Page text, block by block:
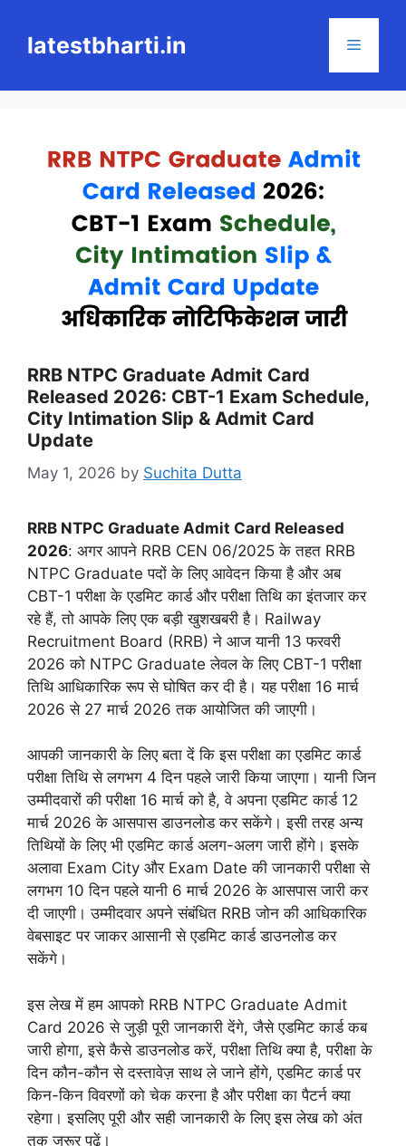
contentlatestbharti.in Menu
RRB NTPC Graduate Admit Card
Released 2026: CBT-1 Exam Schedule,
City Intimation Slip & Admit Card
Update
May 1, 2026 by Suchita Dutta
RRB NTPC Graduate Admit Card Released
2026: अगर आपने RRB CEN 06/2025 के तहत RRB
NTPC Graduate पदों के लिए आवेदन किया है और अब
CBT-1 परीक्षा के एडमिट कार्ड और परीक्षा तिथि का इंतजार कर
रहे हैं, तो आपके लिए एक बड़ी खुशखबरी है। Railway
Recruitment Board (RRB) ने आज यानी 13 फरवरी
2026 को NTPC Graduate लेवल के लिए CBT-1 परीक्षा
तिथि आधिकारिक रूप से घोषित कर दी है। यह परीक्षा 16 मार्च
2026 से 27 मार्च 2026 तक आयोजित की जाएगी।
आपकी जानकारी के लिए बता दें कि इस परीक्षा का एडमिट कार्ड
परीक्षा तिथि से लगभग 4 दिन पहले जारी किया जाएगा। यानी जिन
उम्मीदवारों की परीक्षा 16 मार्च को है, वे अपना एडमिट कार्ड 12
मार्च 2026 के आसपास डाउनलोड कर सकेंगे। इसी तरह अन्य
तिथियों के लिए भी एडमिट कार्ड अलग-अलग जारी होंगे। इसके
अलावा Exam City और Exam Date की जानकारी परीक्षा से
लगभग 10 दिन पहले यानी 6 मार्च 2026 के आसपास जारी कर
दी जाएगी। उम्मीदवार अपने संबंधित RRB जोन की आधिकारिक
वेबसाइट पर जाकर आसानी से एडमिट कार्ड डाउनलोड कर
सकेंगे।
इस लेख में हम आपको RRB NTPC Graduate Admit
Card 2026 से जुड़ी पूरी जानकारी देंगे, जैसे एडमिट कार्ड कब
जारी होगा, इसे कैसे डाउनलोड करें, परीक्षा तिथि क्या है, परीक्षा के
दिन कौन-कौन से दस्तावेज़ साथ ले जाने होंगे, एडमिट कार्ड पर
किन-किन विवरणों को चेक करना है और परीक्षा का पैटर्न क्या
रहेगा। इसलिए पूरी और सही जानकारी के लिए इस लेख को अंत
तक जरूर पढ़ें।